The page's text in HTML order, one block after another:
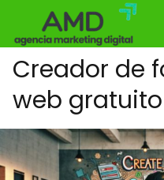
Creador de
web